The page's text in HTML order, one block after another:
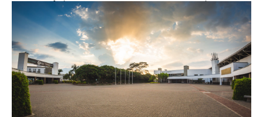
Características: 3.500 mt2 totales de espacio
Ancho: 50 m / Largo: 70 m / Alto: al aire libre
Consultar plano